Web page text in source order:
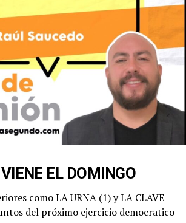
EL DOMINGO
comoLA URNA (1)yLA CLAVE
del próximo ejercicio democratico